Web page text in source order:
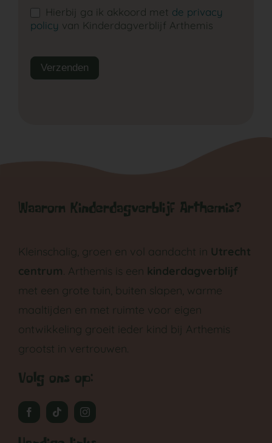
Hierbij ga ik akkoord met de privacy
policy van Kinderdagverblijf Arthemis
Verzenden
Waarom Kinderdagverblijf Arthemis?
Kleinschalig, groen en vol aandacht in Utrecht
centrum. Arthemis is een kinderdagverblijf
met een grote tuin, buiten slapen, warme
maaltijden en met ruimte voor eigen
ontwikkeling groeit ieder kind bij Arthemis
grootst in vertrouwen.
Volg ons op: